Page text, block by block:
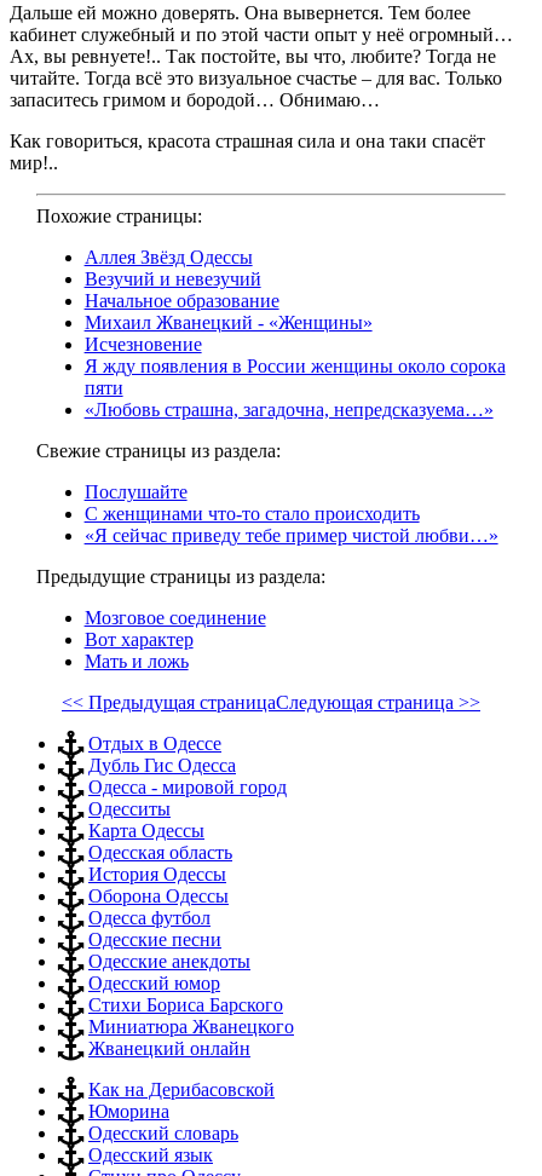
Дальше ей можно доверять. Она вывернется. Тем более
кабинет служебный и по этой части опыт у неё огромный…
Ах, вы ревнуете!.. Так постойте, вы что, любите? Тогда не
читайте. Тогда всё это визуальное счастье – для вас. Только
запаситесь гримом и бородой… Обнимаю…
Как говориться, красота страшная сила и она таки спасёт
мир!..
Похожие страницы:
Аллея Звёзд Одессы
Везучий и невезучий
Начальное образование
Михаил Жванецкий - «Женщины»
Исчезновение
Я жду появления в России женщины около сорока
пяти
«Любовь страшна, загадочна, непредсказуема…»
Свежие страницы из раздела:
Послушайте
С женщинами что-то стало происходить
«Я сейчас приведу тебе пример чистой любви…»
Предыдущие страницы из раздела:
Мозговое соединение
Вот характер
Мать и ложь
<< Предыдущая страницаСледующая страница >>
Отдых в Одессе
Дубль Гис Одесса
Одесса - мировой город
Одесситы
Карта Одессы
Одесская область
История Одессы
Оборона Одессы
Одесса футбол
Одесские песни
Одесские анекдоты
Одесский юмор
Стихи Бориса Барского
Миниатюра Жванецкого
Жванецкий онлайн
Как на Дерибасовской
Юморина
Одесский словарь
Одесский язык